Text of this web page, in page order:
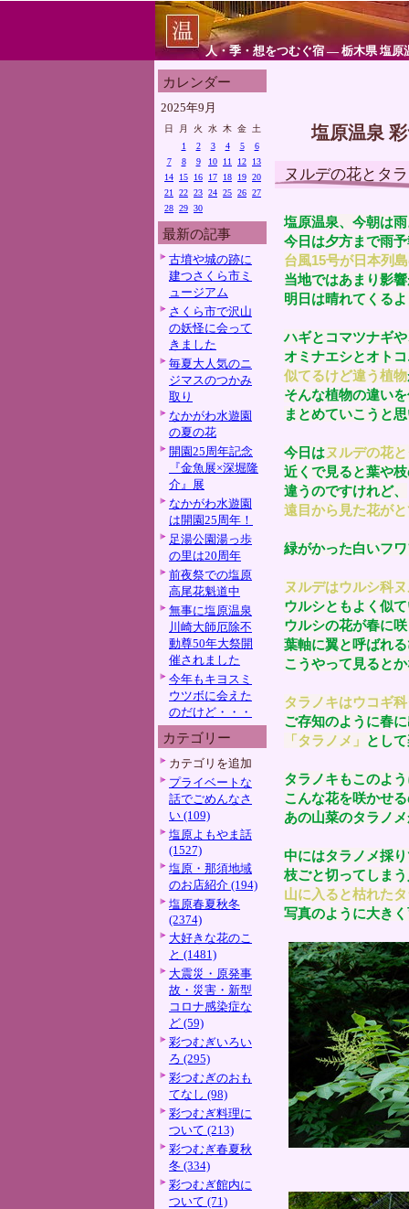
人・季・想をつむぐ宿 ― 栃木県 塩原
カレンダー
2025年9月
日 月 火 水 木 金
土
1
2 3 4 5
6
7
8 9 10 11 12
13
14
15 16 17 18 19 20
21
22 23 24 25 26 27
28 29 30
最新の記事
古墳や城の跡に
建つさくら市ミ
ュージアム
さくら市で沢山
の妖怪に会って
きました
毎夏大人気のニ
ジマスのつかみ
取り
なかがわ水遊園
の夏の花
開園25周年記念
『金魚展×深堀隆
介』展
なかがわ水遊園
は開園25周年！
足湯公園湯っ歩
の里は20周年
前夜祭での塩原
高尾花魁道中
無事に塩原温泉
川崎大師厄除不
動尊50年大祭開
催されました
今年もキヨスミ
ウツボに会えた
のだけど・・・
カテゴリー
カテゴリを追加
プライベートな
話でごめんなさ
い (109)
塩原よもやま話
(1527)
塩原・那須地域
のお店紹介 (194)
塩原春夏秋冬
(2374)
大好きな花のこ
と (1481)
大震災・原発事
故・災害・新型
コロナ感染症な
ど (59)
彩つむぎいろい
ろ (295)
彩つむぎのおも
てなし (98)
彩つむぎ料理に
ついて (213)
彩つむぎ春夏秋
冬 (334)
彩つむぎ館内に
ついて (71)
塩原温泉
ヌルデの花とタ
塩原温泉、今朝は
今日は夕方まで雨
台風15号が日本列
当地ではあまり影
明日は晴れてくる
ハギとコマツナギ
オミナエシとオト
似てるけど違う植物
そんな植物の違い
まとめていこうと
今日はヌルデの花
近くで見ると葉や
違うのですけれど、
遠目から見た花が
緑がかった白いフ
ヌルデはウルシ科
ウルシともよく似
ウルシの花が春に
葉軸に翼と呼ばれ
こうやって見ると
タラノキはウコギ
ご存知のように春
「タラノメ」 とし
タラノキもこのよ
こんな花を咲かせ
あの山菜のタラノ
中にはタラノメ採
枝ごと切ってしま
山に入ると枯れた
写真のように大き